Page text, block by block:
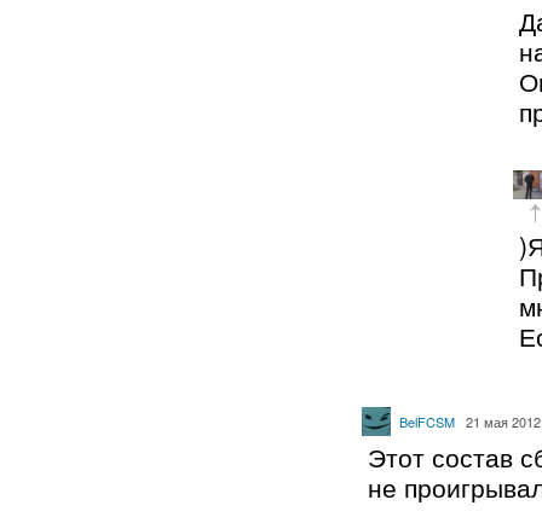
BelFCSM 21 мая
Этот состав
не